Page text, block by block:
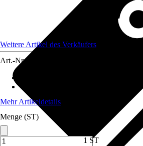
Weitere Artikel des Verkäufers
Art.-Nr.
Material
Mehr Artikeldetails
Menge (ST)
1 ST